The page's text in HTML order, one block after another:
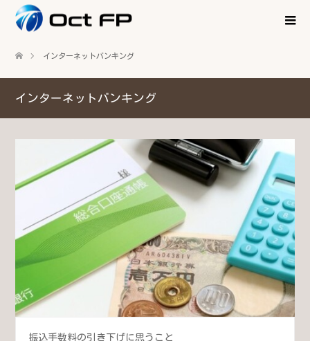
インターネットバンキング
インターネットバンキング
振込手数料の引き下げに思うこと